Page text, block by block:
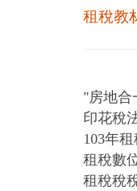
租稅教
"房地合
印花稅
103年
租稅數
租稅稅